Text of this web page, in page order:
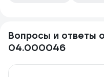
Вопросы и ответы
04.000046